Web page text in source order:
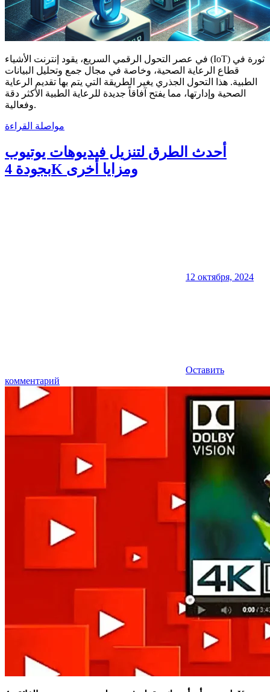
في عصر التحول الرقمي السريع، يقود إنترنت الأشياء (IoT) ثورة في
قطاع الرعاية الصحية، وخاصة في مجال جمع وتحليل البيانات
الطبية. هذا التحول الجذري يغير الطريقة التي يتم بها تقديم الرعاية
الصحية وإدارتها، مما يفتح آفاقاً جديدة للرعاية الطبية الأكثر دقة
وفعالية.
مواصلة القراءة
أحدث الطرق لتنزيل فيديوهات يوتيوب
بجودة 4K ومزايا أخرى
12 октября, 2024
Оставить
комментарий